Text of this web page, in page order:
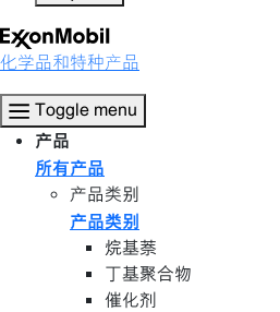
化学品和特种产品
Toggle menu
产品
所有产品
产品类别
产品类别
烷基萘
丁基聚合物
催化剂